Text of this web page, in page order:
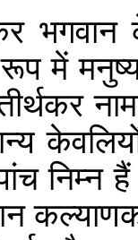
रूप में
निम्न